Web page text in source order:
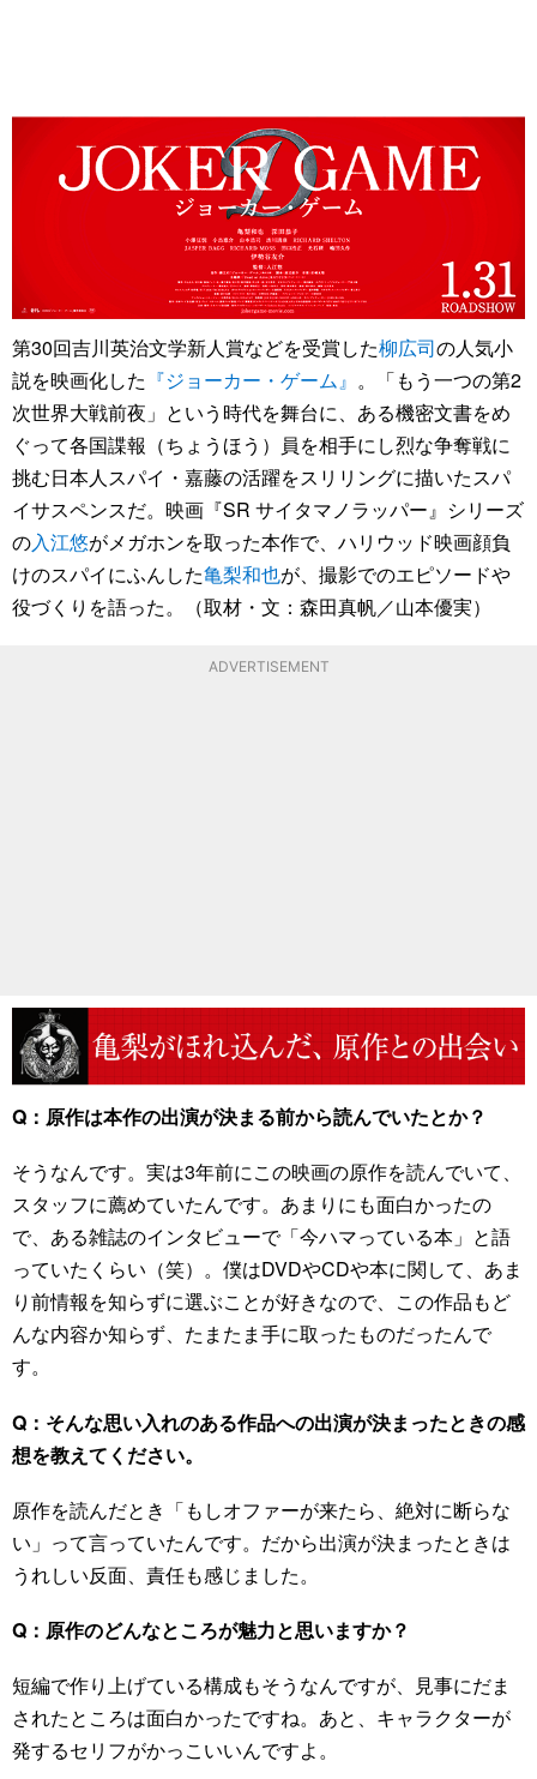
第30回吉川英治文学新人賞などを受賞した柳広司の人気小
説を映画化した 『ジョーカー・ゲーム』 。「もう一つの第2
次世界大戦前夜」という時代を舞台に、ある機密文書をめ
ぐって各国諜報（ちょうほう）員を相手にし烈な争奪戦に
挑む日本人スパイ・嘉藤の活躍をスリリングに描いたスパ
イサスペンスだ。映画『SR サイタマノラッパー』シリーズ
の入江悠がメガホンを取った本作で、ハリウッド映画顔負
けのスパイにふんした亀梨和也が、撮影でのエピソードや
役づくりを語った。（取材・文：森田真帆／山本優実）
ADVERTISEMENT
Q：原作は本作の出演が決まる前から読んでいたとか？
そうなんです。実は3年前にこの映画の原作を読んでいて、
スタッフに薦めていたんです。あまりにも面白かったの
で、ある雑誌のインタビューで「今ハマっている本」と語
っていたくらい（笑）。僕はDVDやCDや本に関して、あま
り前情報を知らずに選ぶことが好きなので、この作品もど
んな内容か知らず、たまたま手に取ったものだったんで
す。
Q：そんな思い入れのある作品への出演が決まったときの感
想を教えてください。
原作を読んだとき「もしオファーが来たら、絶対に断らな
い」って言っていたんです。だから出演が決まったときは
うれしい反面、責任も感じました。
Q：原作のどんなところが魅力と思いますか？
短編で作り上げている構成もそうなんですが、見事にだま
されたところは面白かったですね。あと、キャラクターが
発するセリフがかっこいいんですよ。